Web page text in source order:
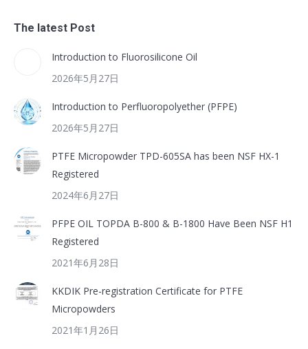
The latest Post
Introduction to Fluorosilicone Oil
2026年5月27日
Introduction to Perfluoropolyether (PFPE)
2026年5月27日
PTFE Micropowder TPD-605SA has been NSF HX-1
Registered
2024年6月27日
PFPE OIL TOPDA B-800 & B-1800 Have Been NSF H1
Registered
2021年6月28日
KKDIK Pre-registration Certificate for PTFE
Micropowders
2021年1月26日